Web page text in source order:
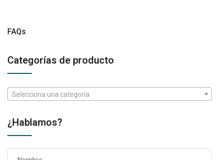
FAQs
Categorías de producto
Selecciona una categoría
¿Hablamos?